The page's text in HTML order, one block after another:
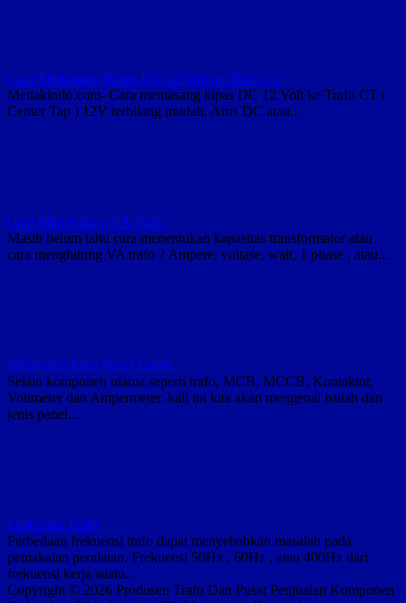
Cara Memasang Kipas DC 12 Volt ke Trafo CT
Mettakindo.com- Cara memasang kipas DC 12 Volt ke Trafo CT (
Center Tap ) 12V terbilang mudah. Arus DC atau...
Cara Menghitung VA Trafo
Masih belum tahu cara menentukan kapasitas transformator atau
cara menghitung VA trafo ? Ampere, voltase, watt, 1 phase , atau...
Istilah dan Jenis Panel Listrik
Selain komponen utama seperti trafo, MCB, MCCB, Kontaktor,
Voltmeter dan Ampermeter. kali ini kita akan mengenal istilah dan
jenis panel...
Frekuensi Trafo
Perbedaan frekuensi trafo dapat menyebabkan masalah pada
pemakaian peralatan. Frekuensi 50Hz , 60Hz , atau 400Hz dari
frekuensi kerja suatu...
Copyright © 2026 Produsen Trafo Dan Pusat Penjualan Komponen